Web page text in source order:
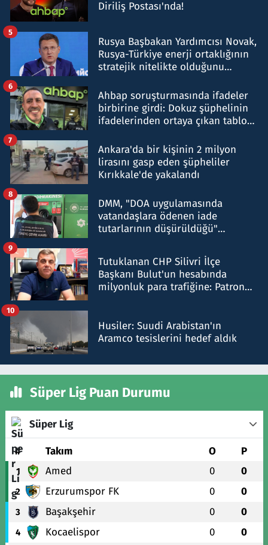
Diriliş Postası'nda!
Rusya Başbakan Yardımcısı Novak,
Rusya-Türkiye enerji ortaklığının
stratejik nitelikte olduğunu
5
Ahbap soruşturmasında ifadeler
birbirine girdi: Dokuz şüphelinin
ifadelerinden ortaya çıkan tablo
6
Ankara'da bir kişinin 2 milyon
lirasını gasp eden şüpheliler
Kırıkkale'de yakalandı
7
DMM, "DOA uygulamasında
vatandaşlara ödenen iade
tutarlarının düşürüldüğü"
8
Tutuklanan CHP Silivri İlçe
Başkanı Bulut'un hesabında
milyonluk para trafiğine: Patron
9
Husiler: Suudi Arabistan'ın
Aramco tesislerini hedef aldık
10
Süper Lig Puan Durumu
Süper Lig
# Takım O P
1 Amed 0 0
2 Erzurumspor FK 0 0
3 Başakşehir 0 0
4 Kocaelispor 0 0